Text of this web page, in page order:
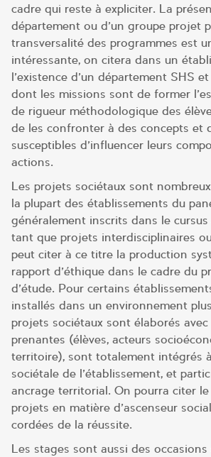
cadre qui reste à expliciter. La
département ou d’un groupe projet
transversalité des programmes est
intéressante, on citera dans un
l’existence d’un département SHS
dont les missions sont de former
de rigueur méthodologique des
de les confronter à des concepts et
susceptibles d’influencer leurs
actions.
Les projets sociétaux sont
la plupart des établissements du
généralement inscrits dans le
tant que projets interdisciplinaires
peut citer à ce titre la production
rapport d’éthique dans le cadre du
d’étude. Pour certains
installés dans un environnement
projets sociétaux sont élaborés avec
prenantes (élèves, acteurs
territoire), sont totalement intégrés
sociétale de l’établissement, et
ancrage territorial. On pourra citer
projets en matière d’ascenseur
cordées de la réussite.
Les stages sont aussi des occasions